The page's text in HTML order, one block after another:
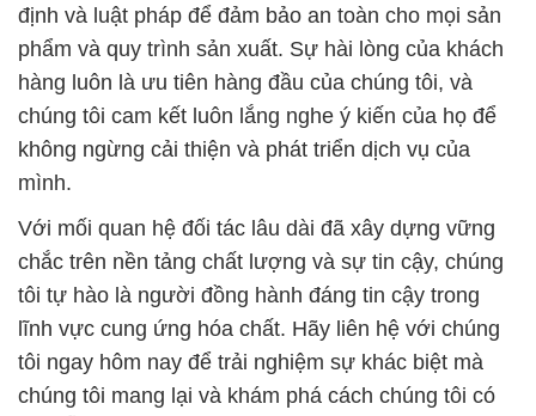
định và luật pháp để đảm bảo an toàn cho mọi sản
phẩm và quy trình sản xuất. Sự hài lòng của khách
hàng luôn là ưu tiên hàng đầu của chúng tôi, và
chúng tôi cam kết luôn lắng nghe ý kiến của họ để
không ngừng cải thiện và phát triển dịch vụ của
mình.
Với mối quan hệ đối tác lâu dài đã xây dựng vững
chắc trên nền tảng chất lượng và sự tin cậy, chúng
tôi tự hào là người đồng hành đáng tin cậy trong
lĩnh vực cung ứng hóa chất. Hãy liên hệ với chúng
tôi ngay hôm nay để trải nghiệm sự khác biệt mà
chúng tôi mang lại và khám phá cách chúng tôi có